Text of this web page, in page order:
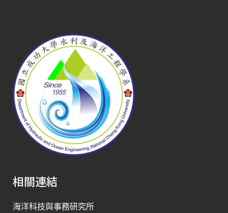
相關連結
海洋科技與事務研究所